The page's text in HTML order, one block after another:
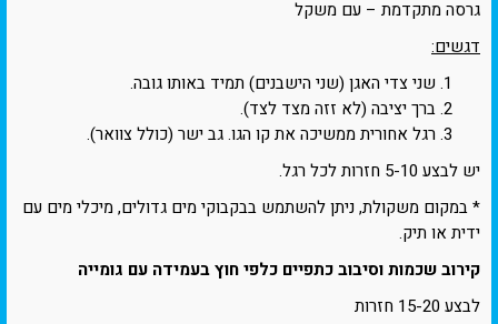
גרסה מתקדמת – עם משקל
דגשים:
שני צדי האגן (שני הישבנים) תמיד באותו גובה.
ברך יציבה (לא זזה מצד לצד).
רגל אחורית ממשיכה את קו הגו. גב ישר (כולל צוואר).
יש לבצע 5-10 חזרות לכל רגל.
* במקום משקולת, ניתן להשתמש בבקבוקי מים גדולים, מיכלי מים עם
ידית או תיק.
קירוב שכמות וסיבוב כתפיים כלפי חוץ בעמידה עם גומייה
לבצע 15-20 חזרות